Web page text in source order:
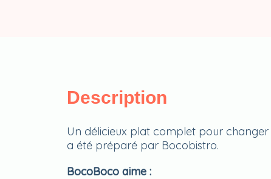
Description
Un délicieux plat complet pour
a été préparé par Bocobistro.
BocoBoco aime :